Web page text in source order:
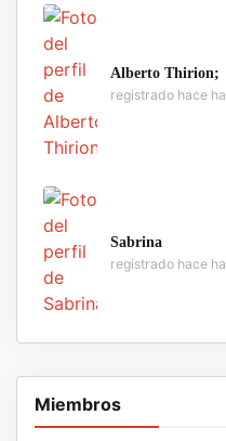
Alberto Thirion;
registrado hace
Sabrina
registrado hace
Miembros